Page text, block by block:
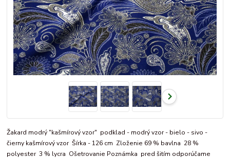
Žakard modrý "kašmírový vzor" podklad - modrý vzor - bielo - sivo -
čierny kašmírový vzor Šírka - 126 cm Zloženie 69 % bavlna 28 %
polyester 3 % lycra Ošetrovanie Poznámka pred šitím odporúčame